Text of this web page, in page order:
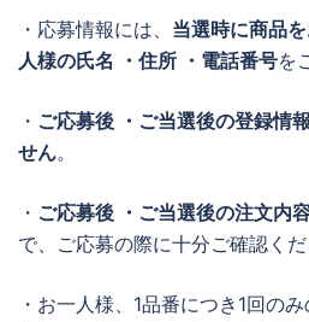
・応募情報には、 当選時に商品
人様の氏名 ・住所 ・電話番号を
・ ご応募後 ・ご当選後の登録情
せん。
・ ご応募後 ・ご当選後の注文内
で、ご応募の際に十分ご確認くだ
・お一人様、1品番につき1回の